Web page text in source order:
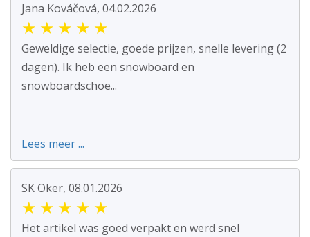
Jana Kováčová, 04.02.2026
★ ★ ★ ★ ★
Geweldige selectie, goede prijzen, snelle levering (2
dagen). Ik heb een snowboard en
snowboardschoe...
Lees meer ...
SK Oker, 08.01.2026
★ ★ ★ ★ ★
Het artikel was goed verpakt en werd snel